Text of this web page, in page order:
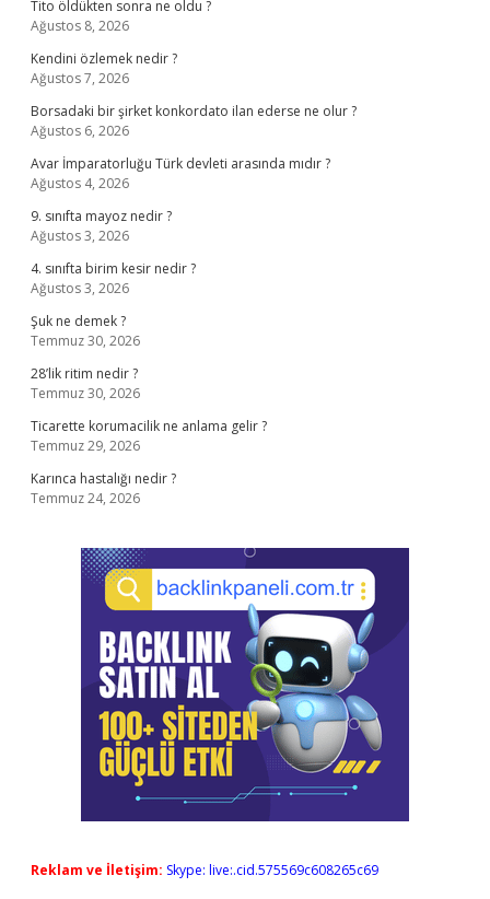
Tito öldükten sonra ne oldu ?
Ağustos 8, 2026
Kendini özlemek nedir ?
Ağustos 7, 2026
Borsadaki bir şirket konkordato ilan ederse ne olur ?
Ağustos 6, 2026
Avar İmparatorluğu Türk devleti arasında mıdır ?
Ağustos 4, 2026
9. sınıfta mayoz nedir ?
Ağustos 3, 2026
4. sınıfta birim kesir nedir ?
Ağustos 3, 2026
Şuk ne demek ?
Temmuz 30, 2026
28’lik ritim nedir ?
Temmuz 30, 2026
Ticarette korumacilik ne anlama gelir ?
Temmuz 29, 2026
Karınca hastalığı nedir ?
Temmuz 24, 2026
Reklam ve İletişim: Skype: live:.cid.575569c608265c69